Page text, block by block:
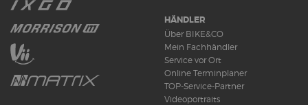
HÄNDLER
Über BIKE&CO
Mein Fachhändler
Service vor Ort
Online Terminplaner
TOP-Service-Partner
Videoportraits